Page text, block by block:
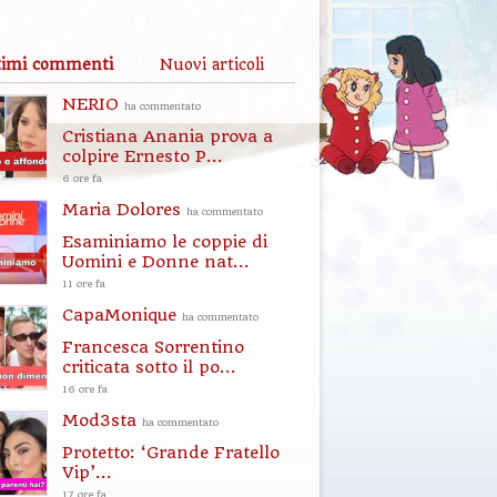
commenti Nuovi articoli
NERIO ha commentato
Cristiana Anania prova a
colpire Ernesto P...
6 ore fa
Maria Dolores ha commentato
Esaminiamo le coppie di
Uomini e Donne nat...
11 ore fa
CapaMonique ha commentato
Francesca Sorrentino
criticata sotto il po...
16 ore fa
Mod3sta ha commentato
Protetto: ‘Grande Fratello
Vip’...
17 ore fa